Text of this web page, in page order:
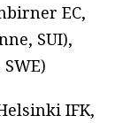
EC,
SUI),
IFK,